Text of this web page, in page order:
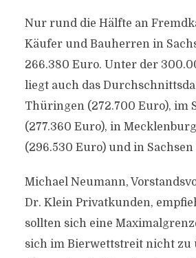
Nur rund die Hälfte an
Käufer und Bauherren in
266.380 Euro. Unter der
liegt auch das
Thüringen (272.700 Euro), im
(277.360 Euro), in
(296.530 Euro) und in
Michael Neumann,
Dr. Klein Privatkunden,
sollten sich eine
sich im Bierwettstreit nicht zu